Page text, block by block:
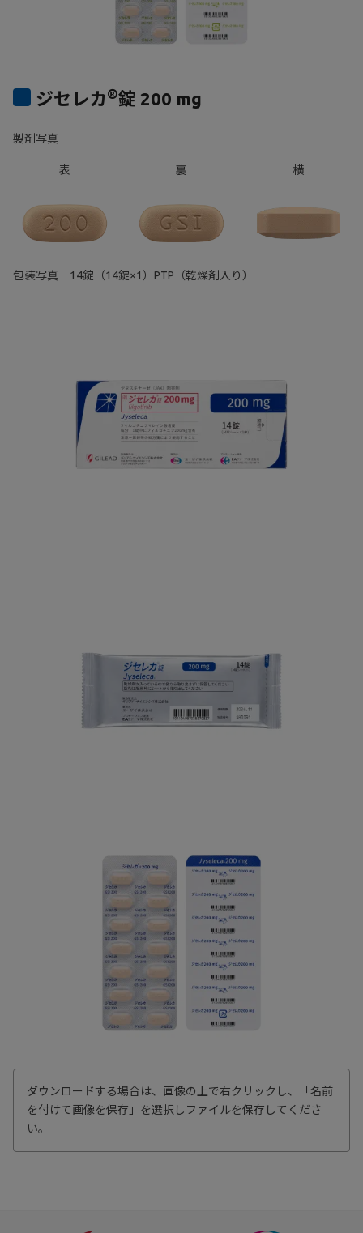
ジセレカ ®錠 200 mg
製剤写真
表 裏 横
包装写真 14錠（14錠×1）PTP（乾燥剤入り）
ダウンロードする場合は、画像の上で右クリックし、「名前
を付けて画像を保存」を選択しファイルを保存してくださ
い。